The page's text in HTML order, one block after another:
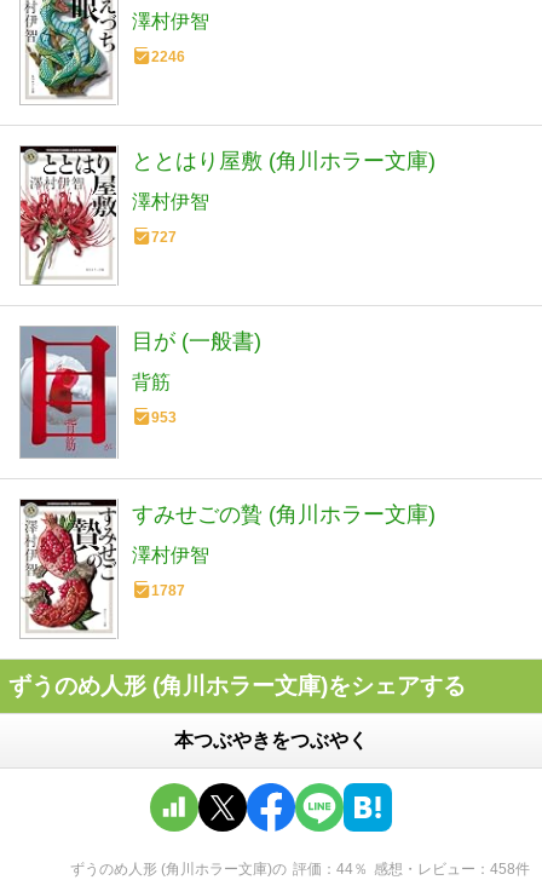
澤村伊智
2246
ととはり屋敷 (角川ホラー文庫)
澤村伊智
727
目が (一般書)
背筋
953
すみせごの贄 (角川ホラー文庫)
澤村伊智
1787
ずうのめ人形 (角川ホラー文庫)をシェアする
本つぶやきをつぶやく
ずうのめ人形 (角川ホラー文庫)の 評価 44％ 感想・レビュー 458件